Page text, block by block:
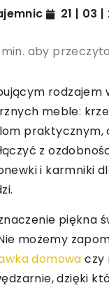
21 | 03 |
aby
meble:
z
i karmniki
piękna
możemy
domowa czy
dzięki